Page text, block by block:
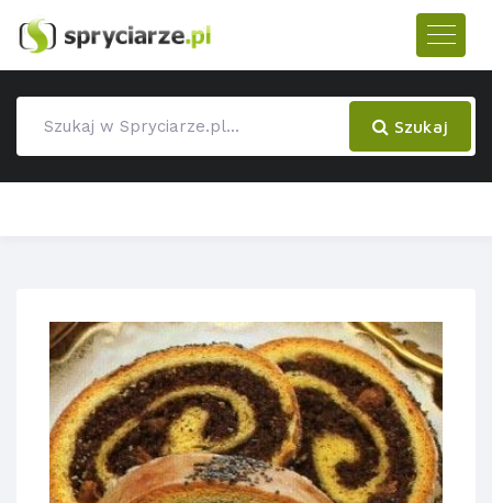
Szukaj